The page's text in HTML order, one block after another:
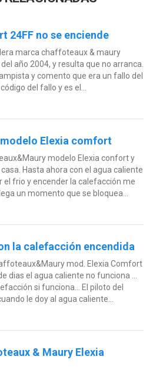
24FF no se enciende
marca chaffoteaux & maury
año 2004, y resulta que no arranca.
y comento que era un fallo del
del fallo y es el...
Elexia comfort
modelo Elexia confort y
Hasta ahora con el agua caliente
el frio y encender la calefacción me
un momento que se bloquea...
la calefacción encendida
mod. Elexia Comfort
dias el agua caliente no funciona ...
si funciona... El piloto del
le doy al agua caliente...
& Maury Elexia